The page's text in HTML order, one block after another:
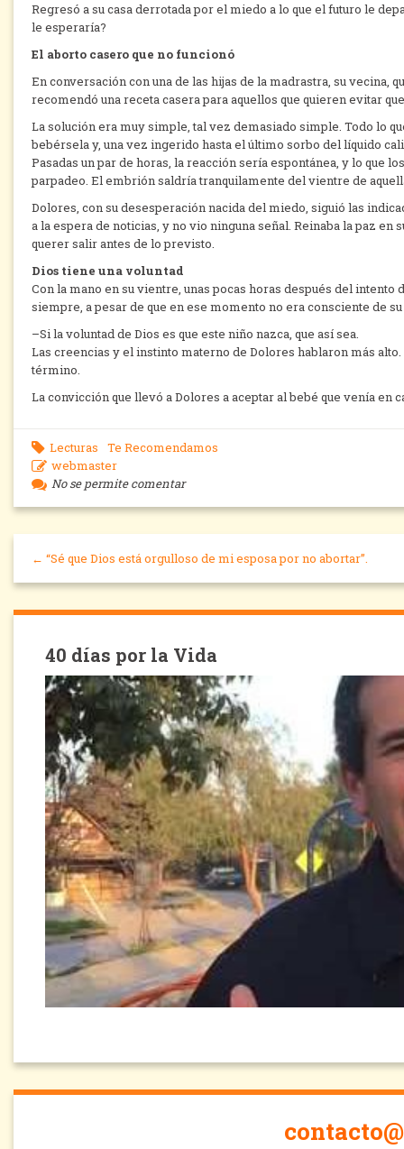
Regresó a su casa derrotada por el miedo a lo que el futuro le
le esperaría?
El aborto casero que no funcionó
En conversación con una de las hijas de la madrastra, su vecina,
recomendó una receta casera para aquellos que quieren evitar
La solución era muy simple, tal vez demasiado simple. Todo lo
bebérsela y, una vez ingerido hasta el último sorbo del líquido
Pasadas un par de horas, la reacción sería espontánea, y lo que
parpadeo. El embrión saldría tranquilamente del vientre de
Dolores, con su desesperación nacida del miedo, siguió las
a la espera de noticias, y no vio ninguna señal. Reinaba la paz
querer salir antes de lo previsto.
Dios tiene una voluntad
Con la mano en su vientre, unas pocas horas después del
siempre, a pesar de que en ese momento no era consciente de
–Si la voluntad de Dios es que este niño nazca, que así sea.
Las creencias y el instinto materno de Dolores hablaron más
término.
La convicción que llevó a Dolores a aceptar al bebé que venía
Lecturas
Te Recomendamos
webmaster
No se permite comentar
← “Sé que Dios está orgulloso de mi esposa por no abortar”.
40 días por la Vida